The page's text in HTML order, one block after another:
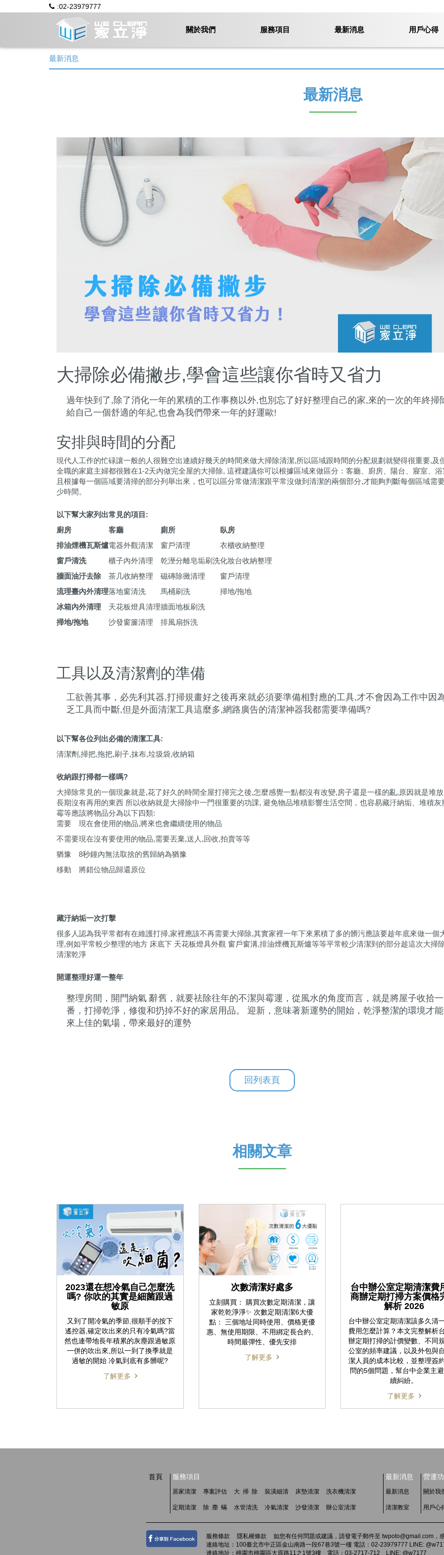
:02-23979777
關於我們 服務項目 最新消息 用戶心得
最新消息
最新消息
大掃除必備撇步,學會這些讓你省時又省力
過年快到了,除了消化一年的累積的工作事務以外,也別忘了好好整理自己的家,來的一次的年終掃
給自己一個舒適的年紀,也會為我們帶來一年的好運歐!
安排與時間的分配
現代人工作的忙碌讓一般的人很難空出連續好幾天的時間來做大掃除清潔,所以區域跟時間的分配規劃就變得很重要,及
全職的家庭主婦都很難在1-2天內做完全屋的大掃除, 這裡建議你可以根據區域來做區分：客廳、廚房、陽台、寢室、浴
且根據每一個區域要清掃的部分列舉出來，也可以區分常做清潔跟平常沒做到清潔的兩個部分,才能夠判斷每個區域需
少時間。
以下幫大家列出常見的項目:
廚房
客廳 廁所
臥房
排油煙機瓦斯爐電器外觀清潔 窗戶清理
衣櫃收納整理
窗戶清洗
櫃子內外清理 乾溼分離皂垢刷洗化妝台收納整理
牆面油汙去除
茶几收納整理 磁磚除黴清理
窗戶清理
流理臺內外清理
冰箱內外清理
落地窗清洗
天花板燈具清理
馬桶刷洗
牆面地板刷洗
掃地/拖地
掃地/拖地 沙發窗簾清理 排風扇拆洗
工具以及清潔劑的準備
工欲善其事，必先利其器,打掃規畫好之後再來就必須要準備相對應的工具,才不會因為工作中因
乏工具而中斷,但是外面清潔工具這麼多,網路廣告的清潔神器我都需要準備嗎?
以下幫各位列出必備的清潔工具:
清潔劑,掃把,拖把,刷子,抹布,垃圾袋,收納箱
收納跟打掃都一樣嗎?
大掃除常見的一個現象就是,花了好久的時間全屋打掃完之後,怎麼感覺一點都沒有改變,房子還是一樣的亂,原因就是堆
長期沒有再用的東西 所以收納就是大掃除中一門很重要的功課, 避免物品堆積影響生活空間，也容易藏汙納垢、堆積灰
霉等應該將物品分為以下四類:
需要
現在會使用的物品,將來也會繼續使用的物品
不需要現在沒有要使用的物品,需要丟棄,送人 ,回收,拍賣等等
猶豫
8秒鐘內無法取捨的舊歸納為猶豫
移動
將錯位物品歸還原位
藏汙納垢一次打擊
很多人認為我平常都有在維護打掃,家裡應該不再需要大掃除,其實家裡一年下來累積了多的髒污應該要趁年底來做一個
理,例如平常較少整理的地方 床底下 天花板燈具外觀 窗戶窗溝,排油煙機瓦斯爐等等平常較少清潔到的部分趁這次大掃
清潔乾淨
開運整理好運一整年
整理房間，開門納氣 辭舊，就要祛除往年的不潔與霉運，從風水的角度而言，就是將屋子收拾一
番，打掃乾淨，修復和扔掉不好的家居用品。 迎新，意味著新運勢的開始，乾淨整潔的環境才
來上佳的氣場，帶來最好的運勢
回列表頁
相關文章
2023還在想冷氣自己怎麼洗
嗎? 你吹的其實是細菌跟過
敏原
又到了開冷氣的季節,很順手的按下
遙控器,確定吹出來的只有冷氣嗎?當
然也連帶地長年積累的灰塵跟過敏原
一併的吹出來,所以一到了換季就是
過敏的開始 冷氣到底有多髒呢?
了解更多
次數清潔好處多
立刻購買： 購買次數定期清潔，讓
家乾乾淨淨✨ 次數定期清潔6大優
點： 三個地址同時使用、價格更優
惠、無使用期限、不用綁定長合約、
時間最彈性、優先安排
了解更多
台中辦公室定期清潔費
商辦定期打掃方案價格
解析 2026
台中辦公室定期清潔該多久清
費用怎麼計算？本文完整解析
辦定期打掃的計價變數、不同
公室的頻率建議，以及外包與
潔人員的成本比較，並整理簽
問的5個問題，幫台中企業主
續糾紛。
了解更多
首頁 服務項目
居家清潔 專案評估 大 掃 除 裝潢細清 床墊清潔 洗衣機清潔
定期清潔 除 塵 蟎 水管清洗 冷氣清潔 沙發清潔 辦公室清潔
最新消息
最新消息
清潔教室
營運
關於我
用戶心
服務條款 隱私權條款
如您有任何問題或建議，請發電子郵件至 twpoto@gmail.com，
連絡地址：100臺北市中正區金山南路一段67巷3號一樓 電話：02-23979777 LINE:
連絡地址：桃園市桃園區大原路11之1號3樓 電話：03-2717-712 LINE: @w7177